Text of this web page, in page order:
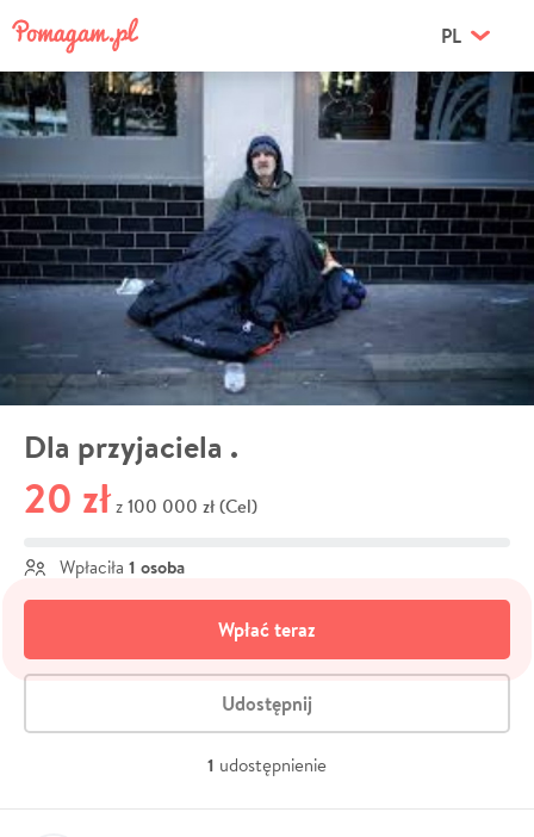
PL
Dla przyjaciela .
20 zł z 100 000 zł (Cel)
Wpłaciła 1 osoba
Wpłać teraz
Udostępnij
1 udostępnienie